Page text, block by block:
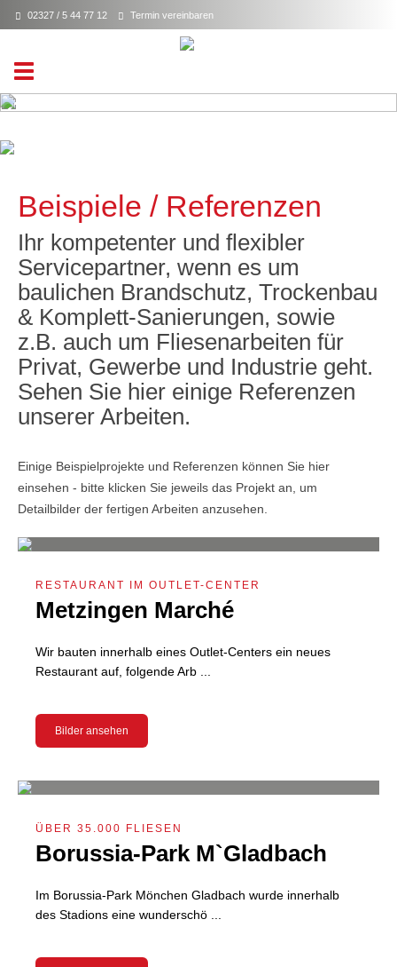
02327 / 5 44 77 12 Termin vereinbaren
Toggle
navigation
Beispiele / Referenzen
Ihr kompetenter und flexibler
Servicepartner, wenn es um
baulichen Brandschutz, Trockenbau
& Komplett-Sanierungen, sowie
z.B. auch um Fliesenarbeiten für
Privat, Gewerbe und Industrie geht.
Sehen Sie hier einige Referenzen
unserer Arbeiten.
Einige Beispielprojekte und Referenzen können Sie hier
einsehen - bitte klicken Sie jeweils das Projekt an, um
Detailbilder der fertigen Arbeiten anzusehen.
RESTAURANT IM OUTLET-CENTER
Metzingen Marché
Wir bauten innerhalb eines Outlet-Centers ein neues
Restaurant auf, folgende Arb ...
Bilder ansehen
ÜBER 35.000 FLIESEN
Borussia-Park M`Gladbach
Im Borussia-Park Mönchen Gladbach wurde innerhalb
des Stadions eine wunderschö ...